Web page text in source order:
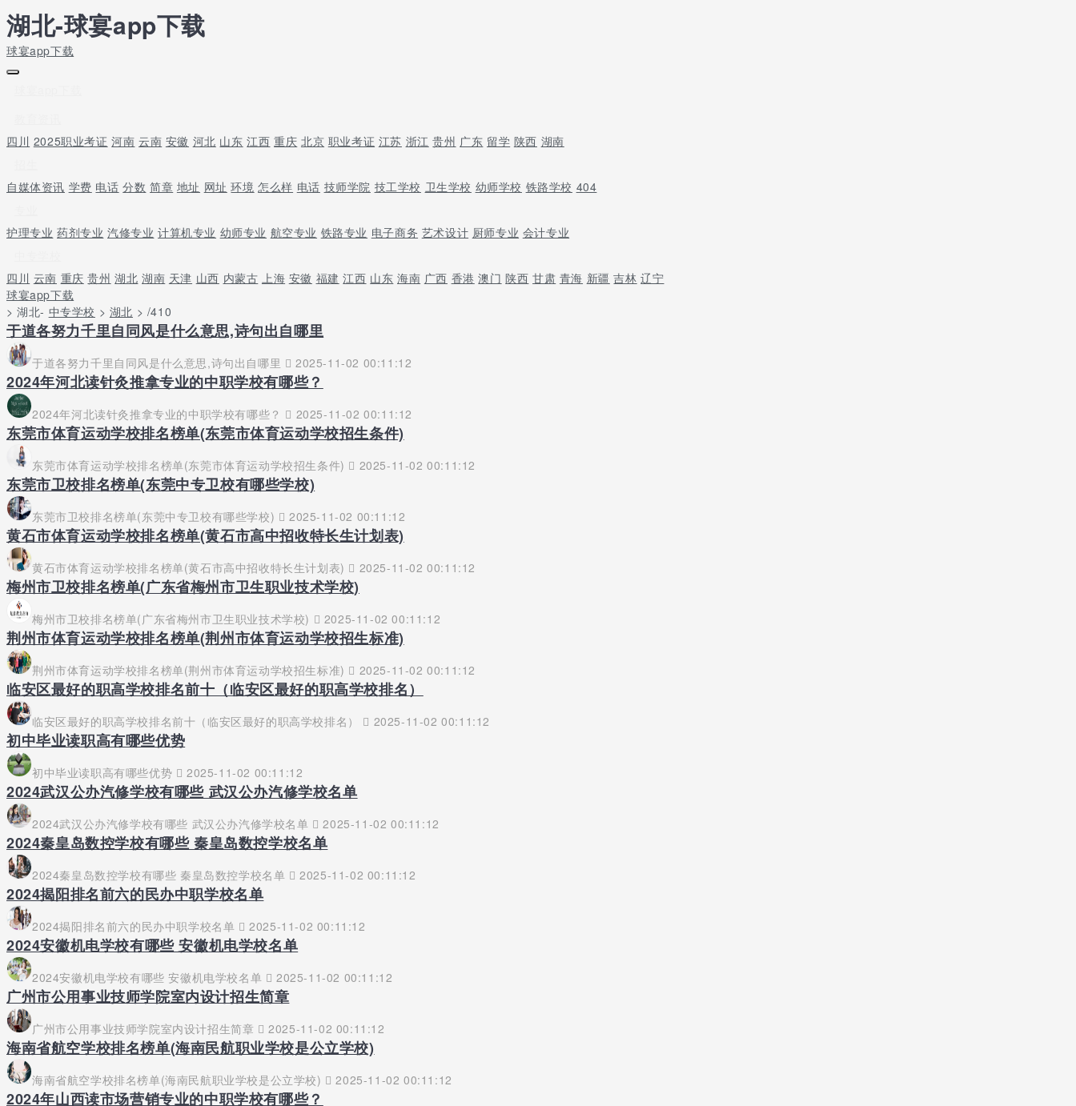
湖北-球宴app下载
球宴app下载
四川 2025职业考证 河南 云南 安徽 河北 山东 江西 重庆 北京 职业考证 江苏 浙江 贵州 广东 留学 陕西 湖南
自媒体资讯 学费 电话 分数 简章 地址 网址 环境 怎么样 电话 技师学院 技工学校 卫生学校 幼师学校 铁路学校 404
护理专业 药剂专业 汽修专业 计算机专业 幼师专业 航空专业 铁路专业 电子商务 艺术设计 厨师专业 会计专业
四川 云南 重庆 贵州 湖北 湖南 天津 山西 内蒙古 上海 安徽 福建 江西 山东 海南 广西 香港 澳门 陕西 甘肃 青海 新疆 吉林 辽宁
球宴app下载
> 湖北- 中专学校 > 湖北 > /410
于道各努力千里自同风是什么意思,诗句出自哪里
于道各努力千里自同风是什么意思,诗句出自哪里 2025-11-02 00:11:12
2024年河北读针灸推拿专业的中职学校有哪些？
2024年河北读针灸推拿专业的中职学校有哪些？ 2025-11-02 00:11:12
东莞市体育运动学校排名榜单(东莞市体育运动学校招生条件)
东莞市体育运动学校排名榜单(东莞市体育运动学校招生条件) 2025-11-02 00:11:12
东莞市卫校排名榜单(东莞中专卫校有哪些学校)
东莞市卫校排名榜单(东莞中专卫校有哪些学校) 2025-11-02 00:11:12
黄石市体育运动学校排名榜单(黄石市高中招收特长生计划表)
黄石市体育运动学校排名榜单(黄石市高中招收特长生计划表) 2025-11-02 00:11:12
梅州市卫校排名榜单(广东省梅州市卫生职业技术学校)
梅州市卫校排名榜单(广东省梅州市卫生职业技术学校) 2025-11-02 00:11:12
荆州市体育运动学校排名榜单(荆州市体育运动学校招生标准)
荆州市体育运动学校排名榜单(荆州市体育运动学校招生标准) 2025-11-02 00:11:12
临安区最好的职高学校排名前十（临安区最好的职高学校排名）
临安区最好的职高学校排名前十（临安区最好的职高学校排名） 2025-11-02 00:11:12
初中毕业读职高有哪些优势
初中毕业读职高有哪些优势 2025-11-02 00:11:12
2024武汉公办汽修学校有哪些 武汉公办汽修学校名单
2024武汉公办汽修学校有哪些 武汉公办汽修学校名单 2025-11-02 00:11:12
2024秦皇岛数控学校有哪些 秦皇岛数控学校名单
2024秦皇岛数控学校有哪些 秦皇岛数控学校名单 2025-11-02 00:11:12
2024揭阳排名前六的民办中职学校名单
2024揭阳排名前六的民办中职学校名单 2025-11-02 00:11:12
2024安徽机电学校有哪些 安徽机电学校名单
2024安徽机电学校有哪些 安徽机电学校名单 2025-11-02 00:11:12
广州市公用事业技师学院室内设计招生简章
广州市公用事业技师学院室内设计招生简章 2025-11-02 00:11:12
海南省航空学校排名榜单(海南民航职业学校是公立学校)
海南省航空学校排名榜单(海南民航职业学校是公立学校) 2025-11-02 00:11:12
2024年山西读市场营销专业的中职学校有哪些？